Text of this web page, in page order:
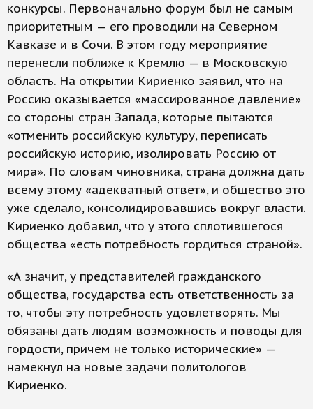
конкурсы. Первоначально форум был не самым
приоритетным — его проводили на Северном
Кавказе и в Сочи. В этом году мероприятие
перенесли поближе к Кремлю — в Московскую
область. На открытии Кириенко заявил, что на
Россию оказывается «массированное давление»
со стороны стран Запада, которые пытаются
«отменить российскую культуру, переписать
российскую историю, изолировать Россию от
мира». По словам чиновника, страна должна дать
всему этому «адекватный ответ», и общество это
уже сделало, консолидировавшись вокруг власти.
Кириенко добавил, что у этого сплотившегося
общества «есть потребность гордиться страной».
«А значит, у представителей гражданского
общества, государства есть ответственность за
то, чтобы эту потребность удовлетворять. Мы
обязаны дать людям возможность и поводы для
гордости, причем не только исторические» —
намекнул на новые задачи политологов
Кириенко.